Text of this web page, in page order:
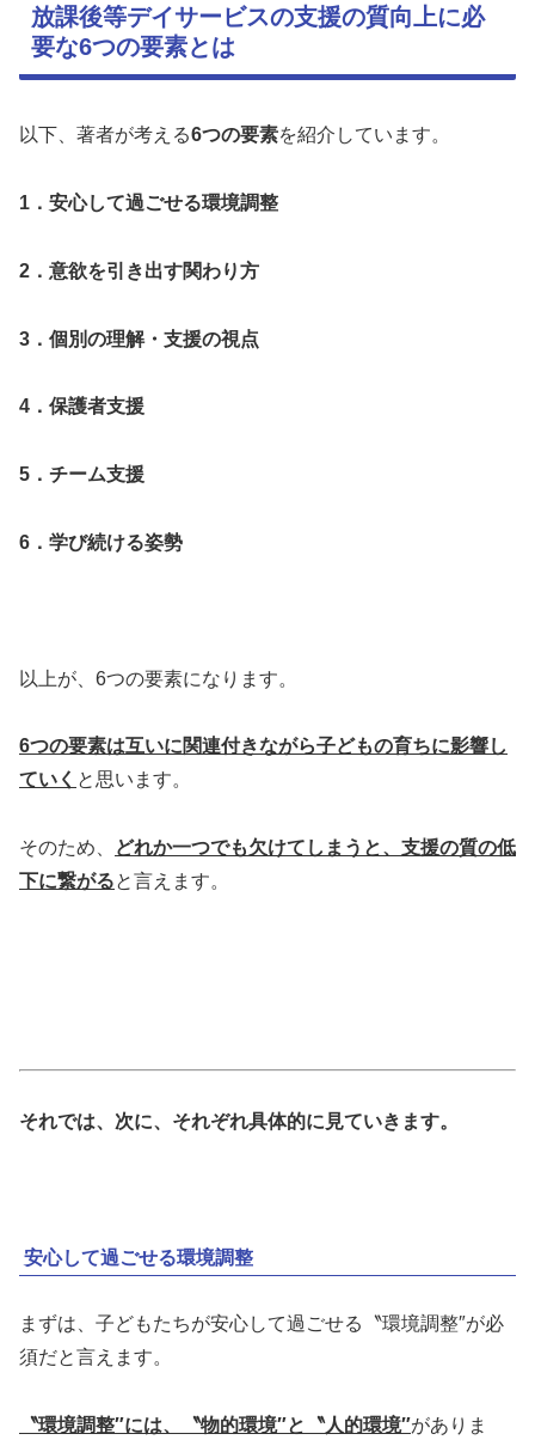
放課後等デイサービスの支援の質向上に必
要な6つの要素とは
以下、著者が考える6つの要素を紹介しています。
1．安心して過ごせる環境調整
2．意欲を引き出す関わり方
3．個別の理解・支援の視点
4．保護者支援
5．チーム支援
6．学び続ける姿勢
以上が、6つの要素になります。
6つの要素は互いに関連付きながら子どもの育ちに影響し
ていく と思います。
そのため、
どれか一つでも欠けてしまうと、支援の質の低
下に繋がると言えます。
それでは、次に、それぞれ具体的に見ていきます。
安心して過ごせる環境調整
まずは、子どもたちが安心して過ごせる〝環境調整″が必
須だと言えます。
〝環境調整″には、〝物的環境″と〝人的環境″がありま